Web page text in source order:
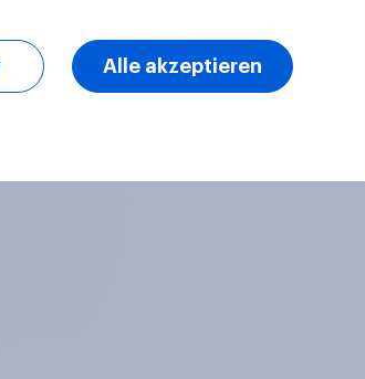
Alle akzeptieren